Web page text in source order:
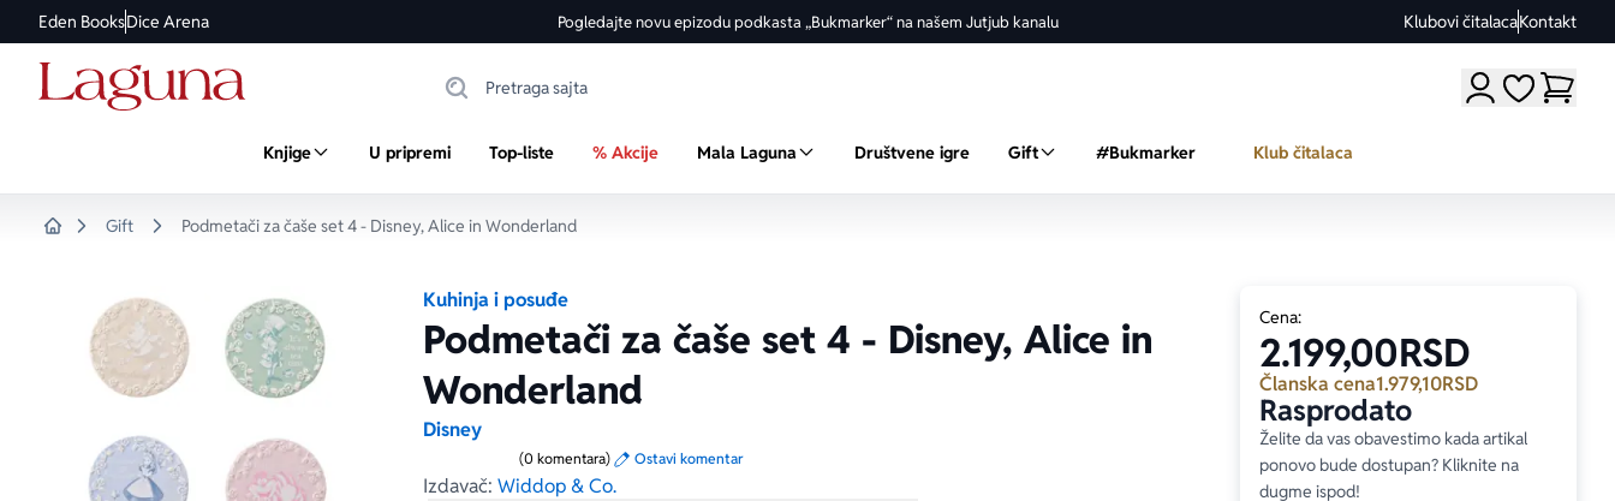
Eden BooksDice Arena Pogledajte novu epizodu podkasta „Bukmarker“ na našem Jutjub kanalu Klubovi čitalacaKontakt
Moji omiljeni
Knjige U pripremi Top-liste % Akcije Mala Laguna Društvene igre Gift #Bukmarker Klub čitalaca
Gift Podmetači za čaše set 4 - Disney, Alice in Wonderland
Kuhinja i posuđe
Podmetači za čaše set 4 - Disney, Alice in
Wonderland
Disney
(0 komentara) Ostavi komentar
Izdavač: Widdop & Co.
Cena:
2.199,00RSD
Članska cena1.979,10RSD
Rasprodato
Želite da vas obavestimo kada artikal
ponovo bude dostupan? Kliknite na
dugme ispod!